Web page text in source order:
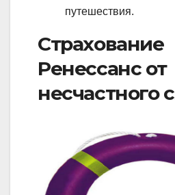
путешествия.
Страхование
Ренессанс от
несчастного